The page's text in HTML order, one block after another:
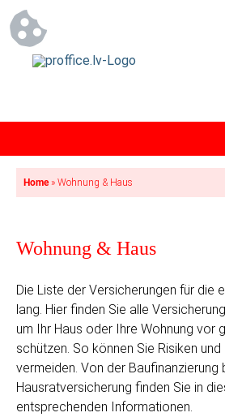
Home» Wohnung & Haus
Wohnung & Haus
Die Liste der Versicherungen für die
lang. Hier finden Sie alle
um Ihr Haus oder Ihre Wohnung vor
schützen. So können Sie Risiken
vermeiden. Von der Baufinanzierung
Hausratversicherung finden Sie in
entsprechenden Informationen.